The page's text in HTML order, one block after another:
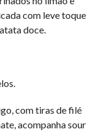
com leve toque
doce.
com tiras de filé
acompanha sour